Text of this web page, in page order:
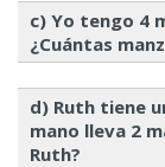
c) Yo tengo 4
¿Cuántas
d) Ruth tiene
mano lleva 2
Ruth?